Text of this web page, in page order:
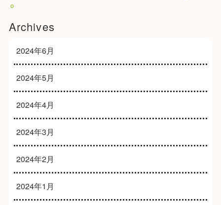
ｏ
Archives
2024年6月
2024年5月
2024年4月
2024年3月
2024年2月
2024年1月